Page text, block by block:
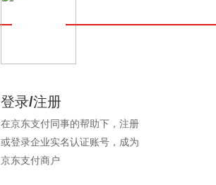
登录/注册
在京东支付同事的帮助下，注册
或登录企业实名认证账号，成为
京东支付商户